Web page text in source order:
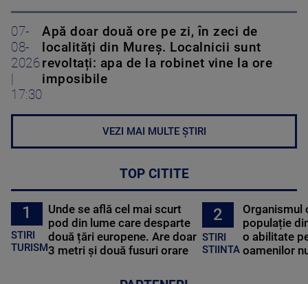
07-
08-
2026
|
17:30
Apă doar două ore pe zi, în zeci de
localități din Mureș. Localnicii sunt
revoltați: apa de la robinet vine la ore
imposibile
VEZI MAI MULTE ȘTIRI
TOP CITITE
1
STIRI
TURISM
Unde se află cel mai scurt
pod din lume care desparte
două țări europene. Are doar
3 metri și două fusuri orare
2
STIRI
STIINTA
Organismul
populație
o abilitate
oamenilor